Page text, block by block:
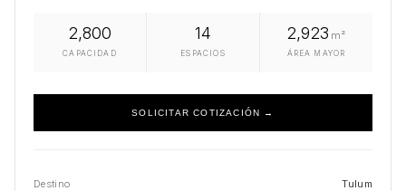
2,800
CAPACIDAD
14
ESPACIOS
2,923 m²
ÁREA MAYOR
SOLICITAR COTIZACIÓN →
Destino Tulum